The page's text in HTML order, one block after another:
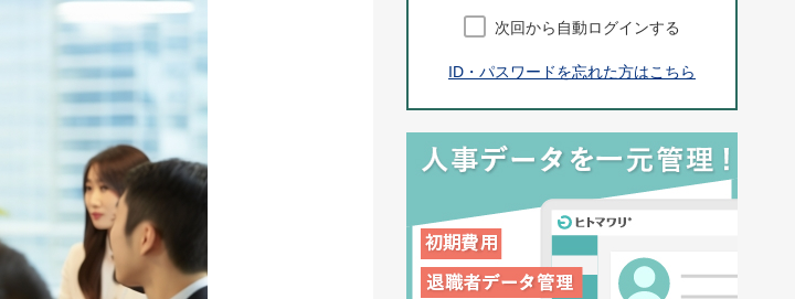
次回から自動ログインする
ID・パスワードを忘れた方はこちら